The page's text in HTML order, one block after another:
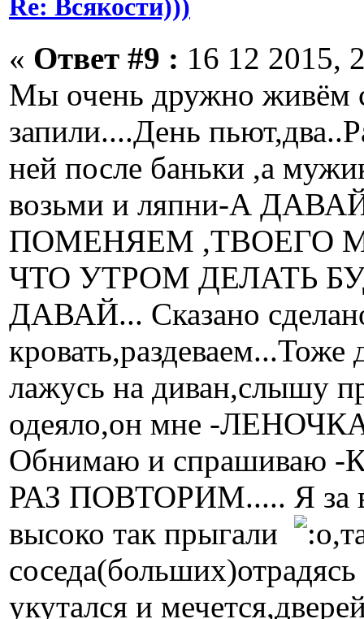
Re: Всякости)))
« Ответ #9 : 16 12 2015,
Мы очень дружно живём
запили....День
ней после баньки ,а
возьми и ляпни-А
ПОМЕНЯЕМ ,ТВОЕГО
ЧТО УТРОМ ДЕЛАТЬ
ДАВАЙ... Сказано
лажусь на диван,слышу
одеяло,он мне -
Обнимаю и
РАЗ ПОВТОРИМ..... Я за
высоко так прыгали
укутался и